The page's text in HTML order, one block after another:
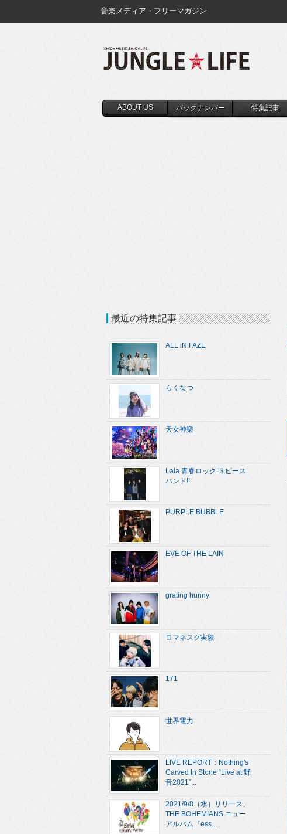
音楽メディア・フリーマガジン
ABOUT US バックナンバー 特集記事
最近の特集記事
ALL iN FAZE
らくなつ
天女神樂
Lala 青春ロック!３ピース
バンド!!
PURPLE BUBBLE
EVE OF THE LAIN
grating hunny
ロマネスク実験
171
世界電力
LIVE REPORT：Nothing's
Carved In Stone “Live at 野
音2021”...
2021/9/8（水）リリース、
THE BOHEMIANS ニュー
アルバム『ess...